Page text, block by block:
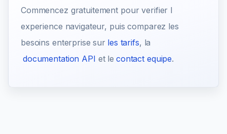
Commencez gratuitement pour verifier l
experience navigateur, puis comparez les
besoins enterprise sur les tarifs, la
documentation API et le contact equipe.